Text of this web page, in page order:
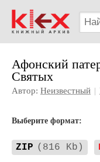
Афонский
Святых
Автор: Неизвестный |
Выберите формат:
ZIP (816 Kb)